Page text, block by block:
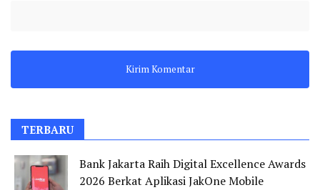
TERBARU
Bank Jakarta Raih Digital Excellence Awards
2026 Berkat Aplikasi JakOne Mobile